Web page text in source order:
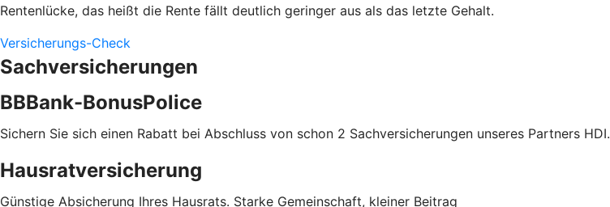
Rentenlücke, das heißt die Rente fällt deutlich geringer aus als das letzte Gehalt.
Versicherungs-Check
Sachversicherungen
BBBank-BonusPolice
Sichern Sie sich einen Rabatt bei Abschluss von schon 2 Sachversicherungen unseres Partners HDI.
Hausratversicherung
Günstige Absicherung Ihres Hausrats. Starke Gemeinschaft, kleiner Beitrag